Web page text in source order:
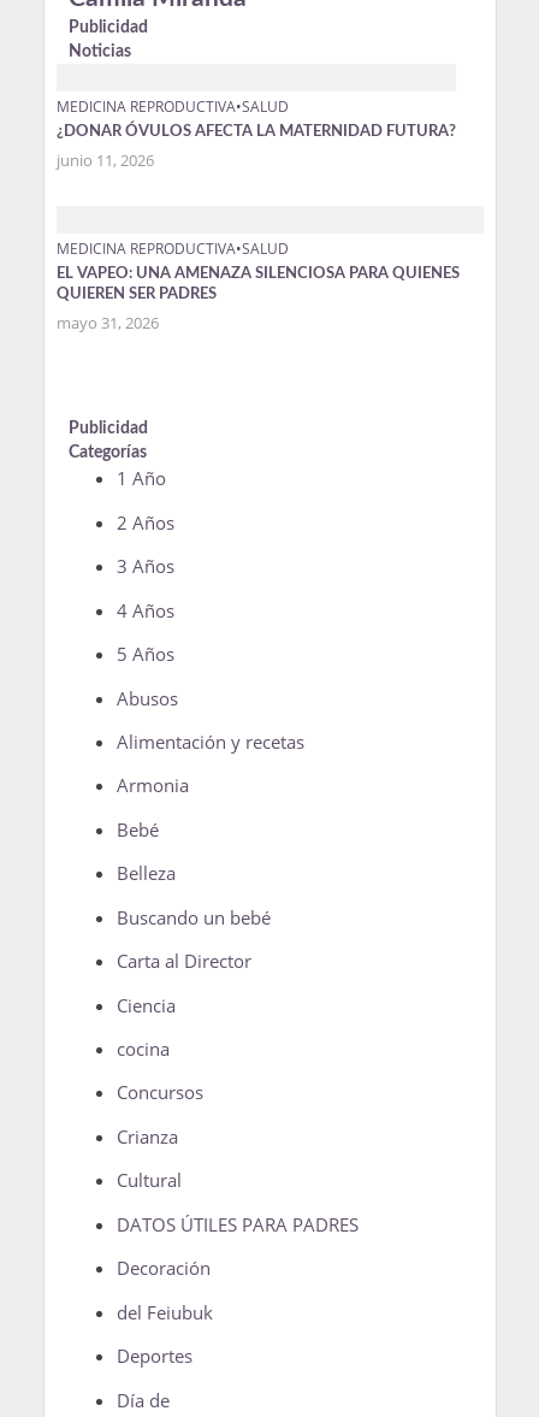
Publicidad
Noticias
MEDICINA REPRODUCTIVA•SALUD
¿DONAR ÓVULOS AFECTA LA MATERNIDAD FUTURA?
junio 11, 2026
MEDICINA REPRODUCTIVA•SALUD
EL VAPEO: UNA AMENAZA SILENCIOSA PARA QUIENES
QUIEREN SER PADRES
mayo 31, 2026
Publicidad
Categorías
1 Año
2 Años
3 Años
4 Años
5 Años
Abusos
Alimentación y recetas
Armonia
Bebé
Belleza
Buscando un bebé
Carta al Director
Ciencia
cocina
Concursos
Crianza
Cultural
DATOS ÚTILES PARA PADRES
Decoración
del Feiubuk
Deportes
Día de